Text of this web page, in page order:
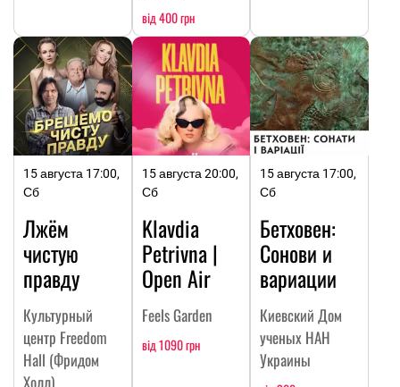
від 400 грн
15 августа 17:00,
Сб
Лжём
чистую
правду
Культурный
центр Freedom
Hall (Фридом
Холл)
15 августа 20:00,
Сб
Klavdia
Petrivna |
Open Air
Feels Garden
від 1090 грн
15 августа 17:00,
Сб
Бетховен:
Сонови и
вариации
Киевский Дом
ученых НАН
Украины